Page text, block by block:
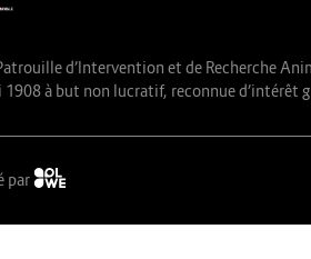
d’Intervention et de Recherche
à but non lucratif, reconnue d’intérêt
par